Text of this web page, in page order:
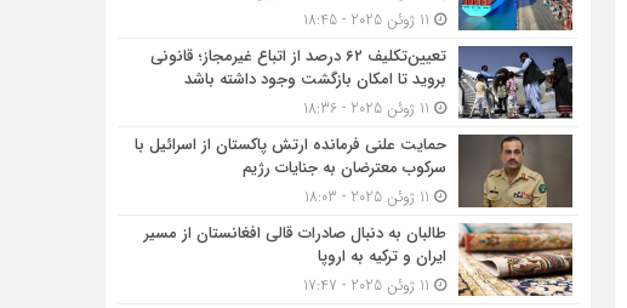
تعیین‌تکلیف ۶۲ درصد از اتباع غیرمجاز؛ قانونی
بروید تا امکان بازگشت وجود داشته باشد
حمایت علنی فرمانده ارتش پاکستان از اسرائیل با
سرکوب معترضان به جنایات رژیم
طالبان به دنبال صادرات قالی افغانستان از مسیر
ایران و ترکیه به اروپا